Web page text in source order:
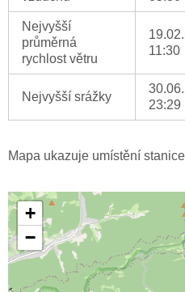
Nejvyšší
průměrná
rychlost větru
11:30
Nejvyšší srážky
23:29
Mapa ukazuje umístění
+
−